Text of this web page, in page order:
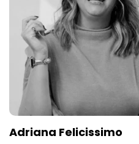
Adriana Felicissimo